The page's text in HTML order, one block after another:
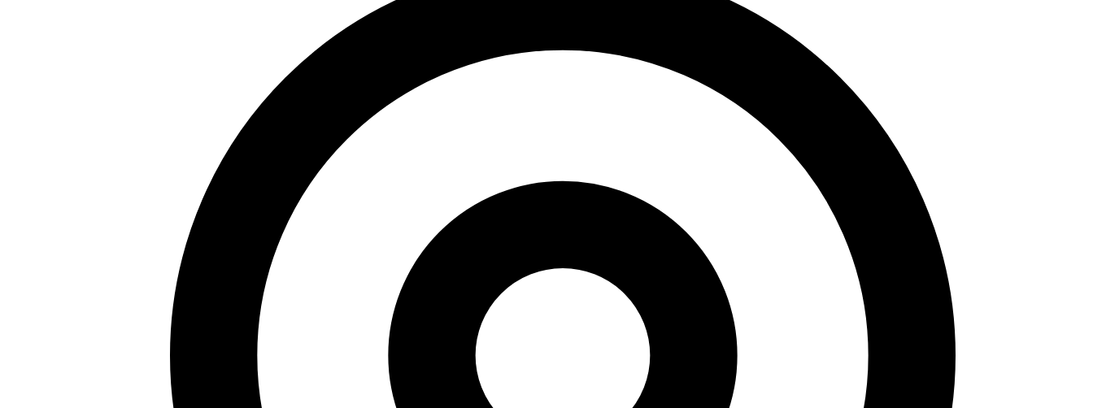
Copy link
Nếu bạn đang tìm kiếm những hình nền đẹp mắt và độc đáo, bộ sưu tập hình nền gái xinh 3D dưới đây chắc chắn sẽ làm bạn hài lòng. Những hình ảnh này không chỉ
tạo cảm giác mới mẻ mà còn giúp thiết bị của bạn trở nên nổi bật hơn. Hãy cùng khám phá và lựa chọn ngay hình nền yêu thích của mình!
Những hình nền gái xinh 3D không chỉ làm mới giao diện thiết bị mà còn mang đến trải nghiệm hình ảnh đầy cảm hứng. Hy vọng bộ sưu tập này đã giúp bạn tìm được
hình nền ưng ý. Đừng quên chia sẻ với bạn bè và tiếp tục theo dõi để khám phá thêm nhiều bộ sưu tập hình nền đẹp khác!